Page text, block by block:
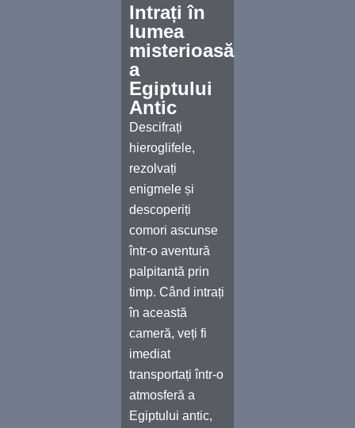
Intrați în
lumea
misterioasă
a
Egiptului
Antic
Descifrați
hieroglifele,
rezolvați
enigmele și
descoperiți
comori ascunse
într-o aventură
palpitantă prin
timp. Când intrați
în această
cameră, veți fi
imediat
transportați într-o
atmosferă a
Egiptului antic,